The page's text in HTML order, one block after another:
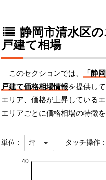
静岡市清水区
戸建て相場
このセクションでは、
「静
戸建て価格相場情報を提供し
エリア、価格が上昇している
エリアごとに価格相場の特徴
単位： 坪 タッチ操作：
40